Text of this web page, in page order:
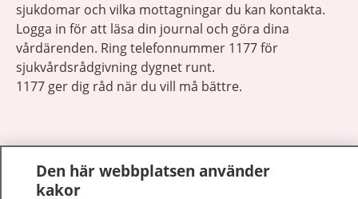
sjukdomar och vilka mottagningar du kan kontakta.
Logga in för att läsa din journal och göra dina
vårdärenden. Ring telefonnummer 1177 för
sjukvårdsrådgivning dygnet runt.
1177 ger dig råd när du vill må bättre.
1177 på flera språk
Den här webbplatsen använder
kakor